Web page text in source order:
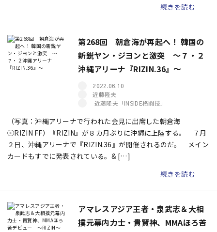
続きを読む
第268回 朝倉海が再起へ！ 韓国の
新鋭ヤン・ジヨンと激突 ～７・２
沖縄アリーナ『RIZIN.36』～
2022.06.10
近藤隆夫
近藤隆夫「INSIDE格闘技」
（写真：沖縄アリーナで行われた会見に出席した朝倉海
ⓒRIZIN FF）『RIZIN』が８カ月ぶりに沖縄に上陸する。 ７月
２日、沖縄アリーナで『RIZIN.36』が開催されるのだ。 メイン
カードもすでに発表されている。& […]
続きを読む
アマレスアジア王者・泉武志＆大相
撲元幕内力士・貴賢神、MMAほろ苦